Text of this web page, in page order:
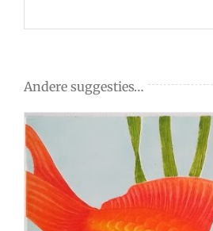
Andere suggesties…